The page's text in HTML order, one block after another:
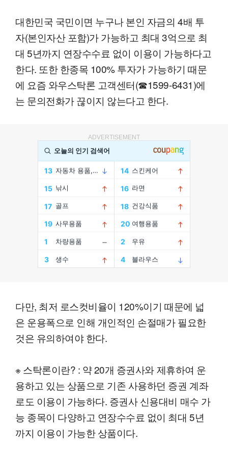
대한민국 국민이면 누구나 본인 자금의 4배 투
자(본인자산 포함)가 가능하고 최대 3억으로 최
대 5년까지 연장수수료 없이 이용이 가능하다고
한다. 또한 한종목 100% 투자가 가능하기 때문
에 요즘 와우스탁론 고객센터(☎1599-6431)에
는 문의전화가 끊이지 않는다고 한다.
ADVERTISEMENT
다만, 최저 로스컷비율이 120%이기 때문에 넓
은 운용폭으로 인해 개인적인 손절매가 필요한
것은 유의하여야 한다.
※ 스탁론이란? : 약 20개 증권사와 제휴하여 운
용하고 있는 상품으로 기존 사용하던 증권 계좌
로도 이용이 가능하다. 증권사 신용대비 매수 가
능 종목이 다양하고 연장수수료 없이 최대 5년
까지 이용이 가능한 상품이다.